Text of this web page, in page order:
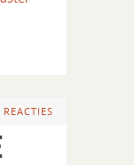
REACTIES